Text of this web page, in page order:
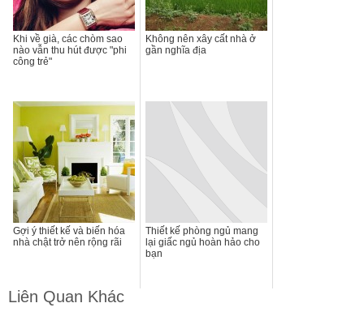
Khi về già, các chòm sao
nào vẫn thu hút được "phi
công trẻ"
Không nên xây cất nhà ở
gần nghĩa địa
Gợi ý thiết kế và biến hóa
nhà chật trở nên rộng rãi
Thiết kế phòng ngủ mang
lại giấc ngủ hoàn hảo cho
bạn
Liên Quan Khác